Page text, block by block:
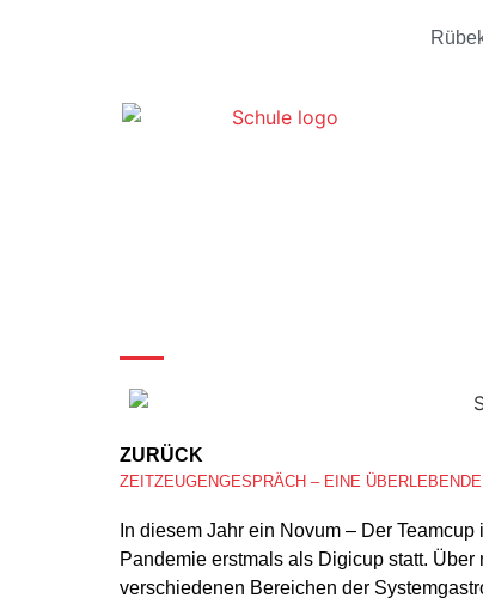
ZURÜCK
In diesem Jahr ein Novum – Der
Pandemie erstmals als Digicup statt.
verschiedenen Bereichen der